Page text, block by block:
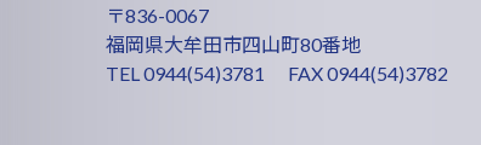
〒836-0067
福岡県大牟田市四山町80番地
TEL 0944(54)3781 FAX 0944(54)3782